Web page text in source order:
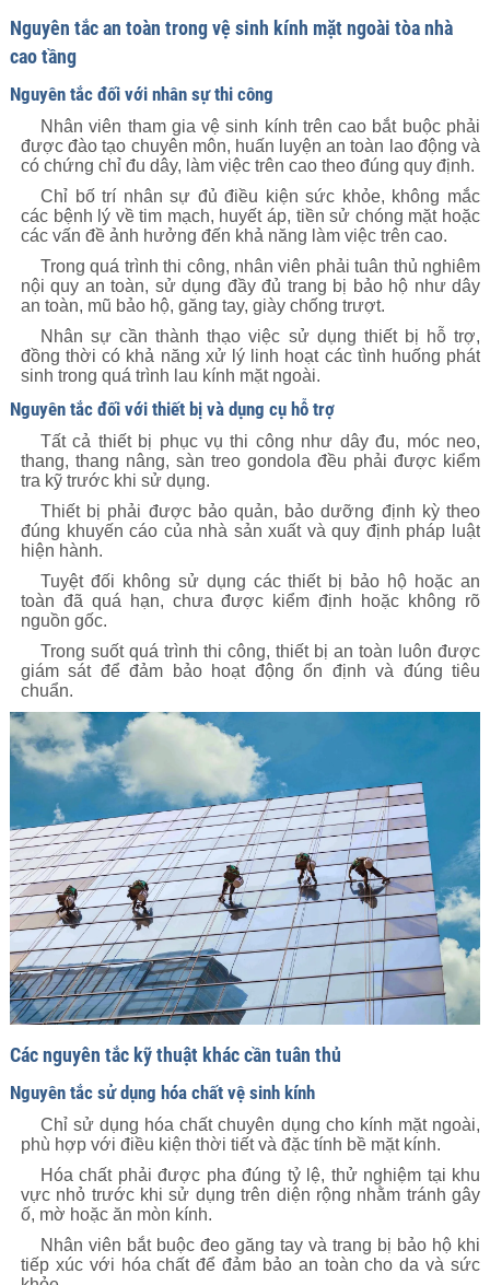
Nguyên tắc an toàn trong vệ sinh kính mặt ngoài tòa nhà
cao tầng
Nguyên tắc đối với nhân sự thi công
Nhân viên tham gia vệ sinh kính trên cao bắt buộc phải
được đào tạo chuyên môn, huấn luyện an toàn lao động và
có chứng chỉ đu dây, làm việc trên cao theo đúng quy định.
Chỉ bố trí nhân sự đủ điều kiện sức khỏe, không mắc
các bệnh lý về tim mạch, huyết áp, tiền sử chóng mặt hoặc
các vấn đề ảnh hưởng đến khả năng làm việc trên cao.
Trong quá trình thi công, nhân viên phải tuân thủ nghiêm
nội quy an toàn, sử dụng đầy đủ trang bị bảo hộ như dây
an toàn, mũ bảo hộ, găng tay, giày chống trượt.
Nhân sự cần thành thạo việc sử dụng thiết bị hỗ trợ,
đồng thời có khả năng xử lý linh hoạt các tình huống phát
sinh trong quá trình lau kính mặt ngoài.
Nguyên tắc đối với thiết bị và dụng cụ hỗ trợ
Tất cả thiết bị phục vụ thi công như dây đu, móc neo,
thang, thang nâng, sàn treo gondola đều phải được kiểm
tra kỹ trước khi sử dụng.
Thiết bị phải được bảo quản, bảo dưỡng định kỳ theo
đúng khuyến cáo của nhà sản xuất và quy định pháp luật
hiện hành.
Tuyệt đối không sử dụng các thiết bị bảo hộ hoặc an
toàn đã quá hạn, chưa được kiểm định hoặc không rõ
nguồn gốc.
Trong suốt quá trình thi công, thiết bị an toàn luôn được
giám sát để đảm bảo hoạt động ổn định và đúng tiêu
chuẩn.
Các nguyên tắc kỹ thuật khác cần tuân thủ
Nguyên tắc sử dụng hóa chất vệ sinh kính
Chỉ sử dụng hóa chất chuyên dụng cho kính mặt ngoài,
phù hợp với điều kiện thời tiết và đặc tính bề mặt kính.
Hóa chất phải được pha đúng tỷ lệ, thử nghiệm tại khu
vực nhỏ trước khi sử dụng trên diện rộng nhằm tránh gây
ố, mờ hoặc ăn mòn kính.
Nhân viên bắt buộc đeo găng tay và trang bị bảo hộ khi
tiếp xúc với hóa chất để đảm bảo an toàn cho da và sức